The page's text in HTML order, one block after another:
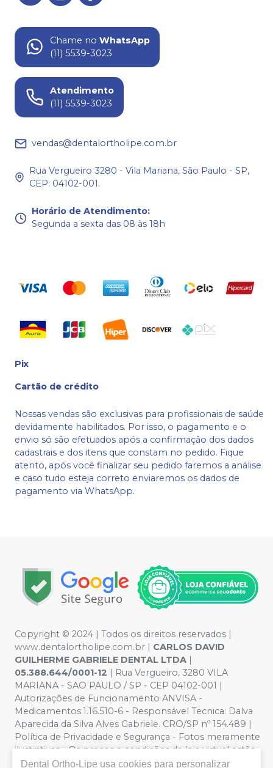
Chame no WhatsApp
(11) 5539-3023
Atendimento
(11) 5539-3023
vendas@dentalortholipe.com.br
Rua Vergueiro 3280 - Vila Mariana, São Paulo - SP,
CEP: 04102-001.
Horário de Atendimento:
Segunda a sexta das 08 às 18h
Pix
Cartão de crédito
Nossas vendas são exclusivas para profissionais de saúde
devidamente habilitados. Por isso, o pagamento e o
envio só são efetuados após a confirmação dos dados
cadastrais e dos itens que constam no pedido. Fique
atento, após você finalizar seu pedido faremos a análise
e caso tudo esteja correto enviaremos os dados de
pagamento via WhatsApp.
Copyright © 2024 | Todos os direitos reservados |
www.dentalortholipe.com.br | CARLOS DAVID
GUILHERME GABRIELE DENTAL LTDA
05.388.644/0001-12 | Rua Vergueiro, 3280 VILA
MARIANA - SAO PAULO / SP - CEP 04102-001 |
Autorizações de Funcionamento ANVISA -
Medicamentos:1.16.510-6 - Responsável Tecnica: Dalva
Aparecida da Silva Alves Gabriele. CRO/SP nº 154.489 |
Política de Privacidade e Segurança - Fotos meramente
ilustrativas - Os preços e condições da loja virtual estão
sujeitos a alterações. Em caso de divergência de preços
Dental Ortho-Lipe usa cookies para personalizar